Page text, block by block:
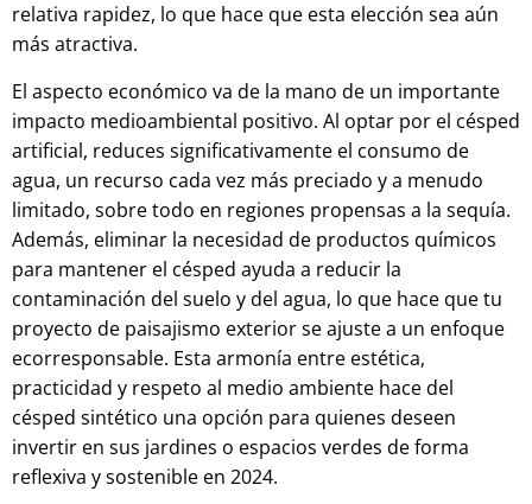
relativa rapidez, lo que hace que esta elección sea aún
más atractiva.
El aspecto económico va de la mano de un importante
impacto medioambiental positivo. Al optar por el césped
artificial, reduces significativamente el consumo de
agua, un recurso cada vez más preciado y a menudo
limitado, sobre todo en regiones propensas a la sequía.
Además, eliminar la necesidad de productos químicos
para mantener el césped ayuda a reducir la
contaminación del suelo y del agua, lo que hace que tu
proyecto de paisajismo exterior se ajuste a un enfoque
ecorresponsable. Esta armonía entre estética,
practicidad y respeto al medio ambiente hace del
césped sintético una opción para quienes deseen
invertir en sus jardines o espacios verdes de forma
reflexiva y sostenible en 2024.